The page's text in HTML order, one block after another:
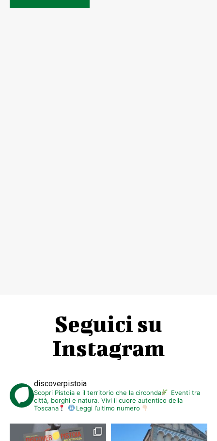
Seguici su
Instagram
discoverpistoia
Scopri Pistoia e il territorio che la circonda
Eventi tra
città, borghi e natura. Vivi il cuore autentico della
Toscana
Leggi l’ultimo numero